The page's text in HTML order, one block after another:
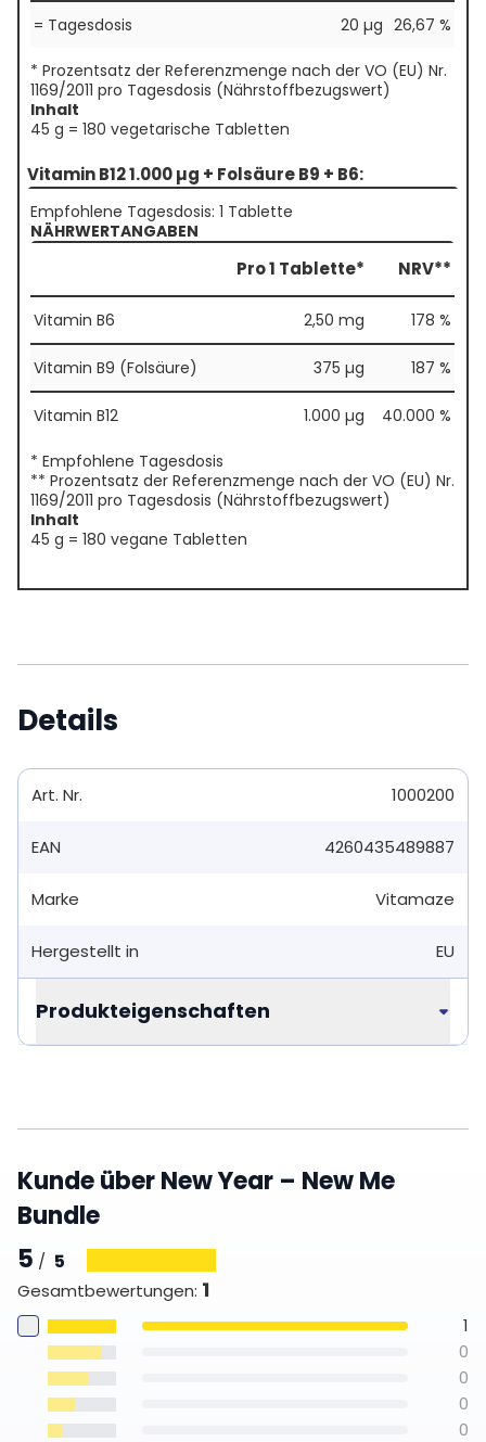
= Tagesdosis 20 µg 26,67 %
* Prozentsatz der Referenzmenge nach der VO (EU) Nr.
1169/2011 pro Tagesdosis (Nährstoffbezugswert)
Inhalt
45 g = 180 vegetarische Tabletten
Vitamin B12 1.000 µg + Folsäure B9 + B6:
Empfohlene Tagesdosis: 1 Tablette
NÄHRWERTANGABEN
Pro 1 Tablette* NRV**
Vitamin B6 2,50 mg 178 %
Vitamin B9 (Folsäure) 375 µg 187 %
Vitamin B12 1.000 µg 40.000 %
* Empfohlene Tagesdosis
** Prozentsatz der Referenzmenge nach der VO (EU) Nr.
1169/2011 pro Tagesdosis (Nährstoffbezugswert)
Inhalt
45 g = 180 vegane Tabletten
Details
Art. Nr. 1000200
EAN 4260435489887
Marke Vitamaze
Hergestellt in EU
Produkteigenschaften
Kunde über New Year – New Me
Bundle
5 / 5
Gesamtbewertungen: 1
1
0
0
0
0